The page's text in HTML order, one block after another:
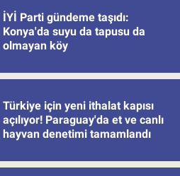
İYİ Parti gündeme taşıdı:
Konya'da suyu da tapusu da
olmayan köy
Türkiye için yeni ithalat kapısı
açılıyor! Paraguay'da et ve canlı
hayvan denetimi tamamlandı